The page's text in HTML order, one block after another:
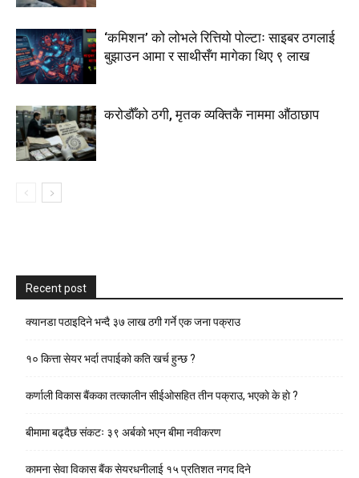
‘कमिशन’ को लोभले रित्तियो पोल्टाः साइबर ठगलाई
बुझाउन आमा र साथीसँग मागेका थिए ९ लाख
करोडौँको ठगी, मृतक व्यक्तिकै नाममा औंठाछाप
Recent post
क्यानडा पठाइदिने भन्दै ३७ लाख ठगी गर्ने एक जना पक्राउ
१० कित्ता सेयर भर्दा तपाईको कति खर्च हुन्छ ?
कर्णाली विकास बैंकका तत्कालीन सीईओसहित तीन पक्राउ, भएकाे के हाे ?
बीमामा बढ्दैछ संकटः ३९ अर्बको भएन बीमा नवीकरण
कामना सेवा विकास बैंक सेयरधनीलाई १५ प्रतिशत नगद दिने